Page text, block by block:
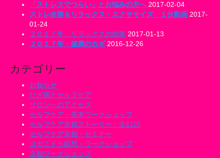
「ストレスでつらい」とお悩みの方へ 2017-02-04
ストレ改善＆リラックス・エクササイズ １分動画 2017-
01-24
２０１７年 リラックスの効果 2017-01-13
２０１７年・健康のカギ 2016-12-26
カテゴリー
お知らせ
ひざ痛とセルフケア
サロンへのアクセス
セルフケア・基本ワークショップ
セルフケア京都ストーリー・全11話
セルフケア京都・セミナー
ヨガニドラ瞑想・ワークショップ
京都ワークショップ